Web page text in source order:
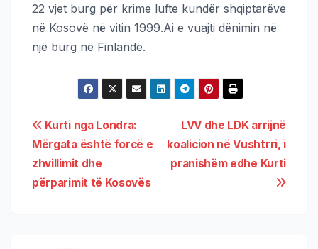
22 vjet burg për krime lufte kundër shqiptarëve
në Kosovë në vitin 1999.Ai e vuajti dënimin në
një burg në Finlandë.
LVV dhe LDK arrijnë
koalicion në Vushtrri, i
pranishëm edhe Kurti
Kurti nga Londra:
Mërgata është forcë e
zhvillimit dhe
përparimit të Kosovës